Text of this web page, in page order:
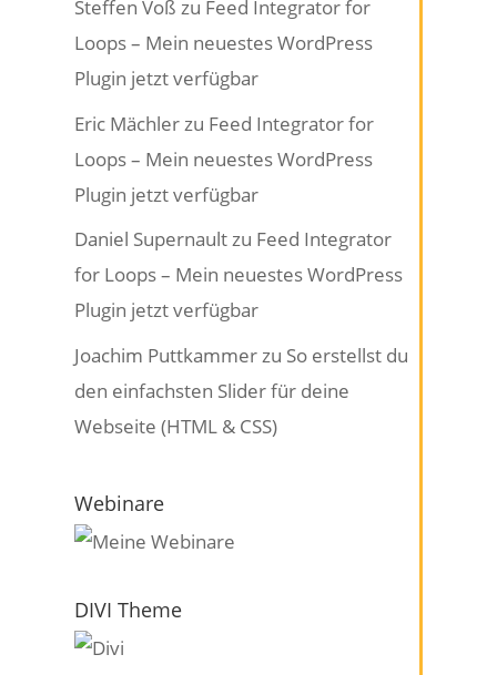
Steffen Voß zu Feed Integrator for
Loops – Mein neuestes WordPress
Plugin jetzt verfügbar
Eric Mächlerzu Feed Integrator for
Loops – Mein neuestes WordPress
Plugin jetzt verfügbar
Daniel Supernaultzu Feed Integrator
for Loops – Mein neuestes WordPress
Plugin jetzt verfügbar
Joachim Puttkammerzu So erstellst du
den einfachsten Slider für deine
Webseite (HTML & CSS)
Webinare
DIVI Theme